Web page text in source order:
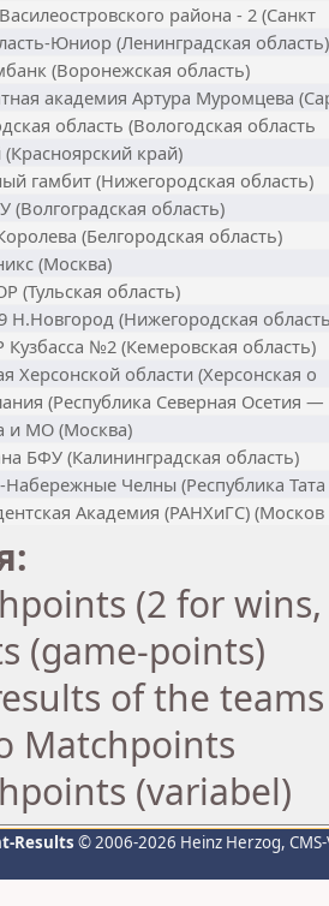
района - 2 (Санкт
Юниор (Ленинградская область)
(Воронежская область)
академия Артура Муромцева
область (Вологодская область
(Красноярский край)
гамбит (Нижегородская область)
(Волгоградская область)
(Белгородская область)
(Москва)
(Тульская область)
(Нижегородская
№2 (Кемеровская область)
Херсонской области (Херсонская о
(Республика Северная Осетия —
и МО (Москва)
БФУ (Калининградская область)
Набережные Челны (Республика Тата
Академия (РАНХиГС) (Москов
(2 for
(game-points)
of the
Matchpoints
(variabel)
Results © 2006-2026 Heinz Herzog,